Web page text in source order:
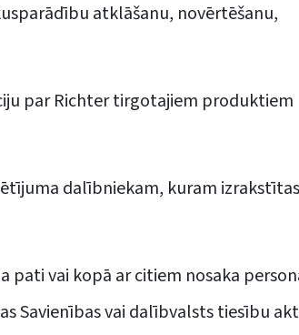
atklāšanu, novērtēšanu,
par Richter tirgotajiem produktiem
dalībniekam, kuram
pati vai kopā ar citiem nosaka
Savienības vai dalībvalsts tiesību